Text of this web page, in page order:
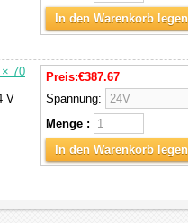
In den Warenkorb legen
× 70
V
Preis:€387.67
Spannung:
Menge :
In den Warenkorb legen